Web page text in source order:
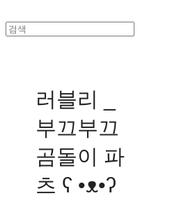
러블리 _
부끄부끄
곰돌이 파
츠 ʕ •ᴥ•ʔ